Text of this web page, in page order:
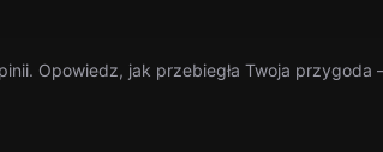
Opowiedz, jak przebiegła Twoja przygoda